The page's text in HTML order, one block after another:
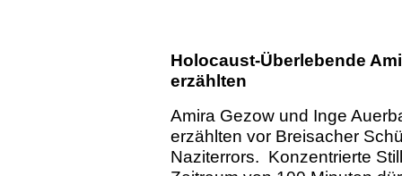
Holocaust-Überlebende
erzählten
Amira Gezow und Inge
erzählten vor Breisacher
Naziterrors. Konzentrierte